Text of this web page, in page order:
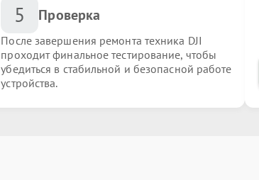
5 Проверка
После завершения ремонта техника DJI
проходит финальное тестирование, чтобы
убедиться в стабильной и безопасной работе
устройства.